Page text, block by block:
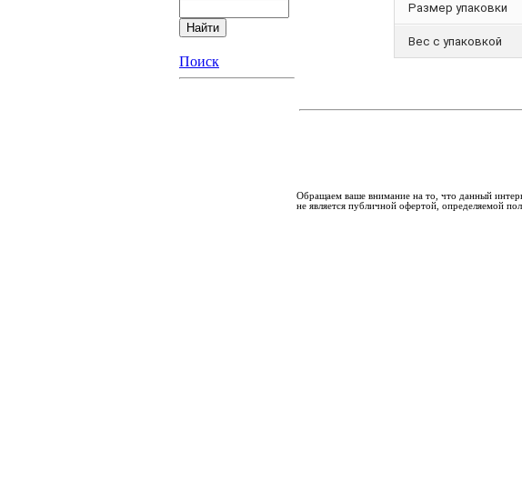
Поиск
Размер упаковки
Вес с упаковкой
Обращаем ваше внимание на то, что данный
не является публичной офертой, определяемой